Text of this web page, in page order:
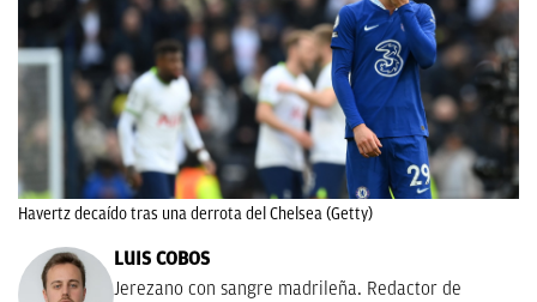
Havertz decaído tras una derrota del Chelsea (Getty)
LUIS COBOS
Jerezano con sangre madrileña. Redactor de